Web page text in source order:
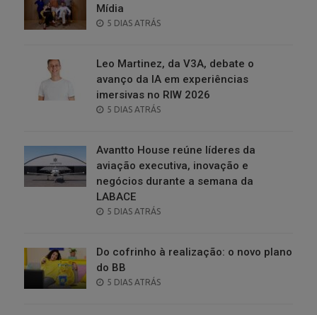
Mídia
POSTED
5 DIAS ATRÁS
Leo Martinez, da V3A, debate o
avanço da IA em experiências
imersivas no RIW 2026
POSTED
5 DIAS ATRÁS
Avantto House reúne líderes da
aviação executiva, inovação e
negócios durante a semana da
LABACE
POSTED
5 DIAS ATRÁS
Do cofrinho à realização: o novo plano
do BB
POSTED
5 DIAS ATRÁS